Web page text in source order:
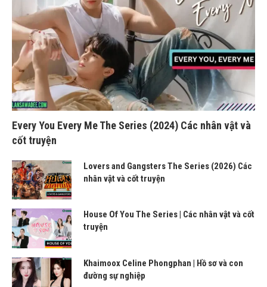
Every You Every Me The Series (2024) Các nhân vật và
cốt truyện
Lovers and Gangsters The Series (2026) Các
nhân vật và cốt truyện
House Of You The Series | Các nhân vật và cốt
truyện
Khaimoox Celine Phongphan | Hồ sơ và con
đường sự nghiệp